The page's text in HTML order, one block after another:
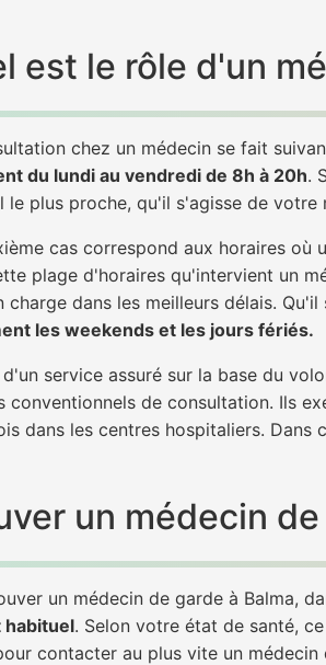
est le rôle d'un
chez un médecin se fait
du lundi au vendredi de 8h à 20h.
le plus proche, qu'il s'agisse de votre
cas correspond aux horaires où
plage d'horaires qu'intervient un
charge dans les meilleurs délais.
les weekends et les jours fériés.
service assuré sur la base du
conventionnels de consultation. Ils
dans les centres hospitaliers. Dans
un médecin
un médecin de garde à Balma,
. Selon votre état de santé,
contacter au plus vite un médecin